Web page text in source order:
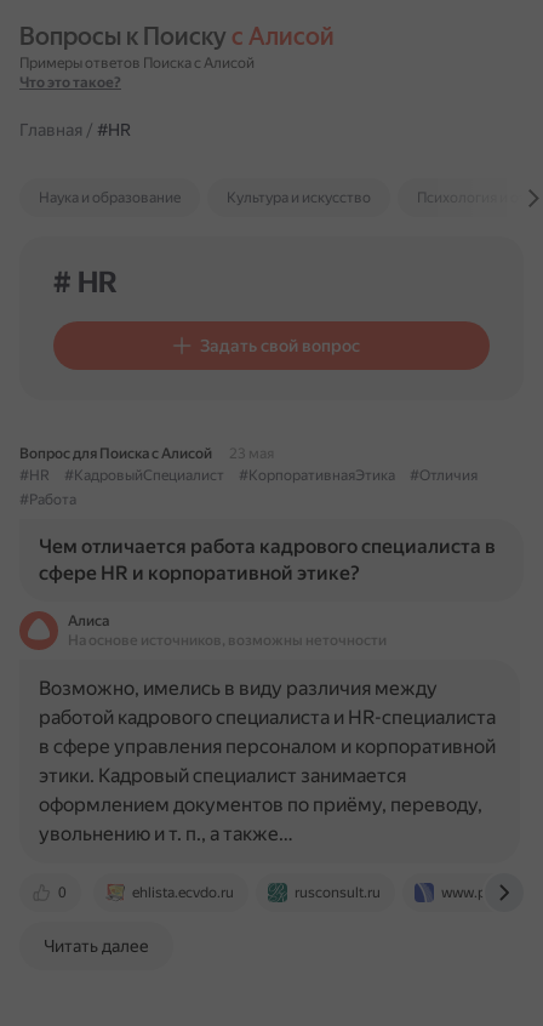
Вопросы к Поиску с Алисой
Примеры ответов Поиска с Алисой
Что это такое?
Главная / #HR
Наука и образование Культура и искусство Психология и
# HR
Задать свой вопрос
Вопрос для Поиска с Алисой
23 мая
#HR
#КадровыйСпециалист #КорпоративнаяЭтика
#Отличия
#Работа
Чем отличается работа кадрового специалиста в
сфере HR и корпоративной этике?
Алиса
На основе источников, возможны неточности
0 ehlista.ecvdo.ru rusconsult.ru www.profiz.ru
Возможно, имелись в виду различия между
работой кадрового специалиста и HR-специалиста
в сфере управления персоналом и корпоративной
этики. Кадровый специалист занимается
оформлением документов по приёму, переводу,
увольнению и т. п., а также…
Читать далее